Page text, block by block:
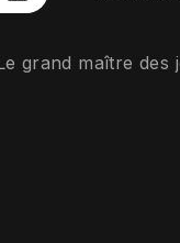
grand maître des